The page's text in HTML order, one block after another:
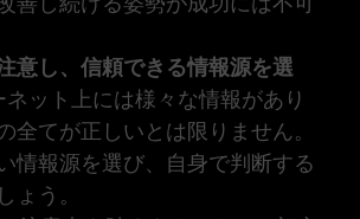
意し、信頼できる情報源を選
ネット上には様々な情報があり
全てが正しいとは限りません。
情報源を選び、自身で判断する
ょう。